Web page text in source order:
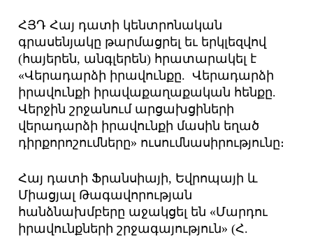
ՀՅԴ Հայ դատի կենտրոնական
գրասենյակը թարմացրել եւ երկլեզվով
(հայերեն, անգլերեն) հրատարակել է
«Վերադարձի իրավունքը. Վերադարձի
իրավունքի իրավաքաղաքական հենքը.
Վերջին շրջանում արցախցիների
վերադարձի իրավունքի մասին եղած
դիրքորոշումները» ուսումնասիրությունը։
Հայ դատի Ֆրանսիայի, Եվրոպայի և
Միացյալ Թագավորության
հանձնախմբերը աջակցել են «Մարդու
իրավունքների շրջագայություն» (Հ.